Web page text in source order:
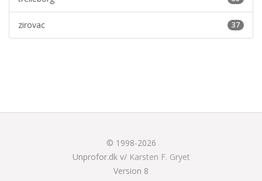
37
zirovac
© 1998-2026
Unprofor.dk v/ Karsten F. Gryet
Version 8